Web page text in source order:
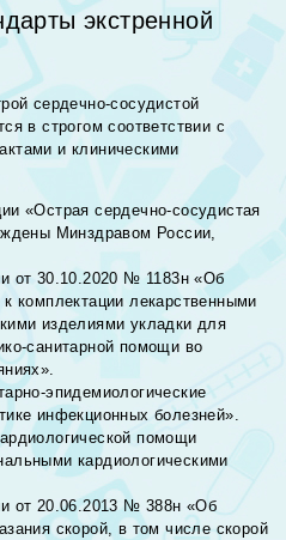
экстренной
сердечно-сосудистой
в строгом соответствии с
и клиническими
«Острая сердечно-сосудистая
Минздравом России,
от 30.10.2020 № 1183н «Об
комплектации лекарственными
изделиями укладки для
санитарной помощи во
эпидемиологические
инфекционных болезней».
помощи
кардиологическими
от 20.06.2013 № 388н «Об
скорой, в том числе скорой